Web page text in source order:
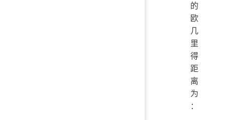
的
欧
几
里
得
距
离
为
：